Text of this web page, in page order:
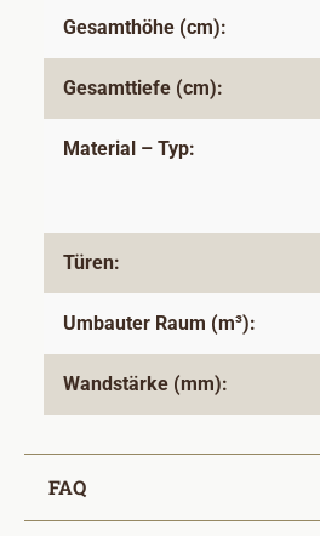
Gesamthöhe (cm):
Gesamttiefe (cm):
Material – Typ:
Türen:
Umbauter Raum (m³):
Wandstärke (mm):
FAQ